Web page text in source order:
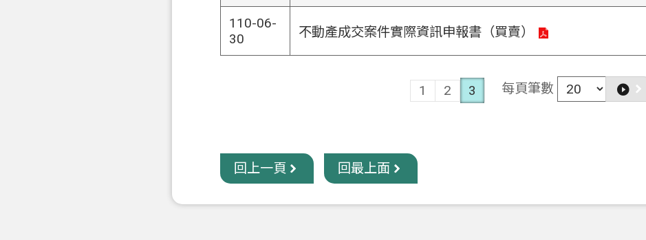
110-06-
30
不動產成交案件實際資訊申報書（買賣）
1 2 3 每頁筆數
回上一頁 回最上面